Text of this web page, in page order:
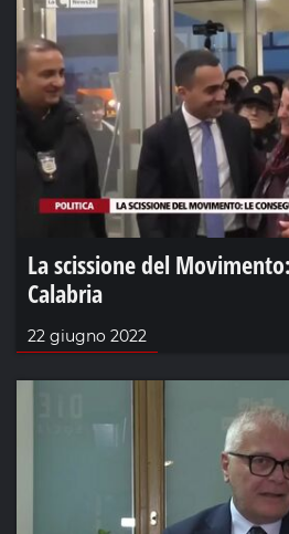
La scissione del
Calabria
22 giugno 2022